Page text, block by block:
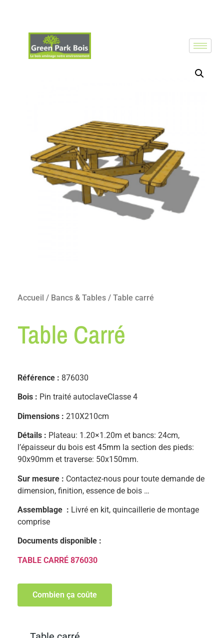
Accueil / Bancs & Tables / Table carré
Table Carré
Référence : 876030
Bois : Pin traité autoclaveClasse 4
Dimensions : 210X210cm
Détails : Plateau: 1.20×1.20m et bancs: 24cm,
l’épaisseur du bois est 45mm la section des pieds:
90x90mm et traverse: 50x150mm.
Sur mesure : Contactez-nous pour toute demande de
dimension, finition, essence de bois …
Assemblage : Livré en kit, quincaillerie de montage
comprise
Documents disponible :
TABLE CARRÉ 876030
Combien ça coûte